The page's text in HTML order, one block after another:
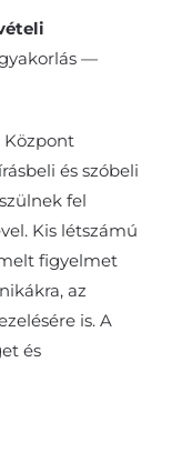
—
Központ
és szóbeli
fel
Kis létszámú
figyelmet
az
is. A
és